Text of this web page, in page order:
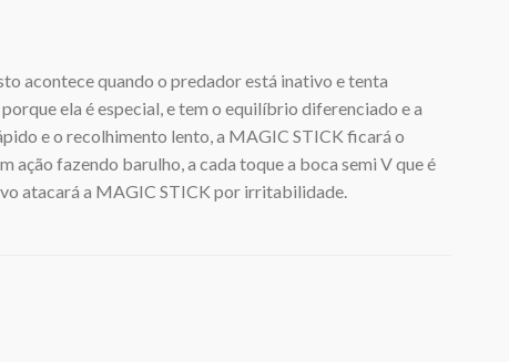
acontece quando o predador está inativo e tenta
ela é especial, e tem o equilíbrio diferenciado e a
e o recolhimento lento, a MAGIC STICK ficará o
fazendo barulho, a cada toque a boca semi V que é
atacará a MAGIC STICK por irritabilidade.